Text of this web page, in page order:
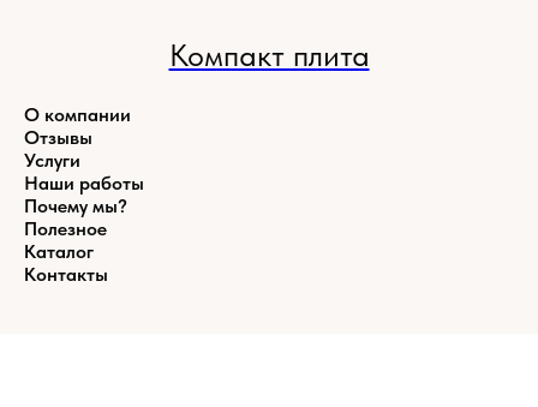
О компании
Отзывы
Услуги
Наши работы
Компакт плита
Почему мы?
Полезное
Каталог
Контакты